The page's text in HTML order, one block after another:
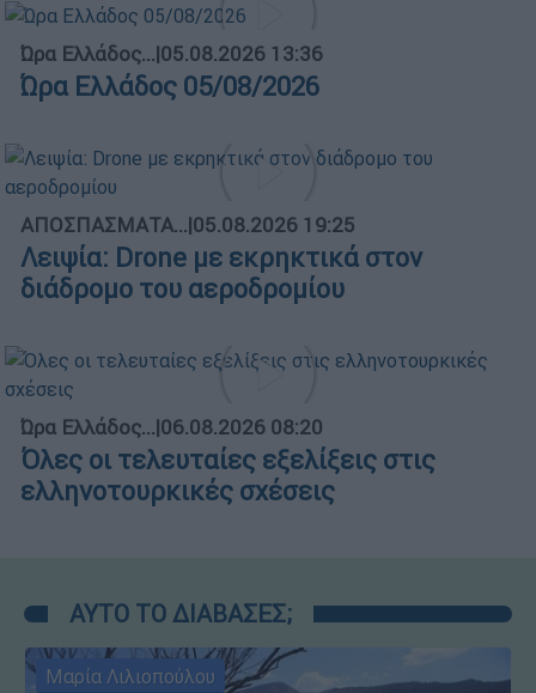
Ώρα Ελλάδος...|05.08.2026 13:36
Ώρα Ελλάδος 05/08/2026
ΑΠΟΣΠΑΣΜΑΤΑ...|05.08.2026 19:25
Λειψία: Drone με εκρηκτικά στον
διάδρομο του αεροδρομίου
Ώρα Ελλάδος...|06.08.2026 08:20
Όλες οι τελευταίες εξελίξεις στις
ελληνοτουρκικές σχέσεις
ΑΥΤΟ ΤΟ ΔΙΑΒΑΣΕΣ;
Μαρία Λιλιοπούλου